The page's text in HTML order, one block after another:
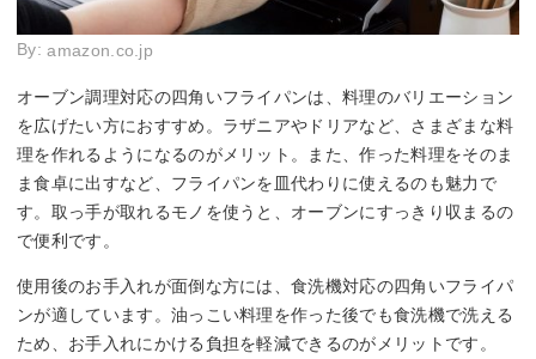
By:amazon.co.jp
オーブン調理対応の四角いフライパンは、料理のバリエーション
を広げたい方におすすめ。ラザニアやドリアなど、さまざまな料
理を作れるようになるのがメリット。また、作った料理をそのま
ま食卓に出すなど、フライパンを皿代わりに使えるのも魅力で
す。取っ手が取れるモノを使うと、オーブンにすっきり収まるの
で便利です。
使用後のお手入れが面倒な方には、食洗機対応の四角いフライパ
ンが適しています。油っこい料理を作った後でも食洗機で洗える
ため、お手入れにかける負担を軽減できるのがメリットです。